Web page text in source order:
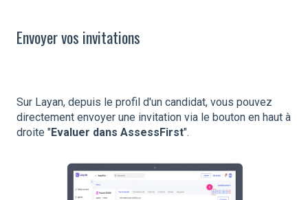
Envoyer vos invitations
Sur Layan, depuis le profil d'un candidat, vous pouvez
directement envoyer une invitation via le bouton en haut à
droite "Evaluer dans AssessFirst".